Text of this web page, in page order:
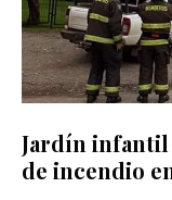
Jardín
de incendio